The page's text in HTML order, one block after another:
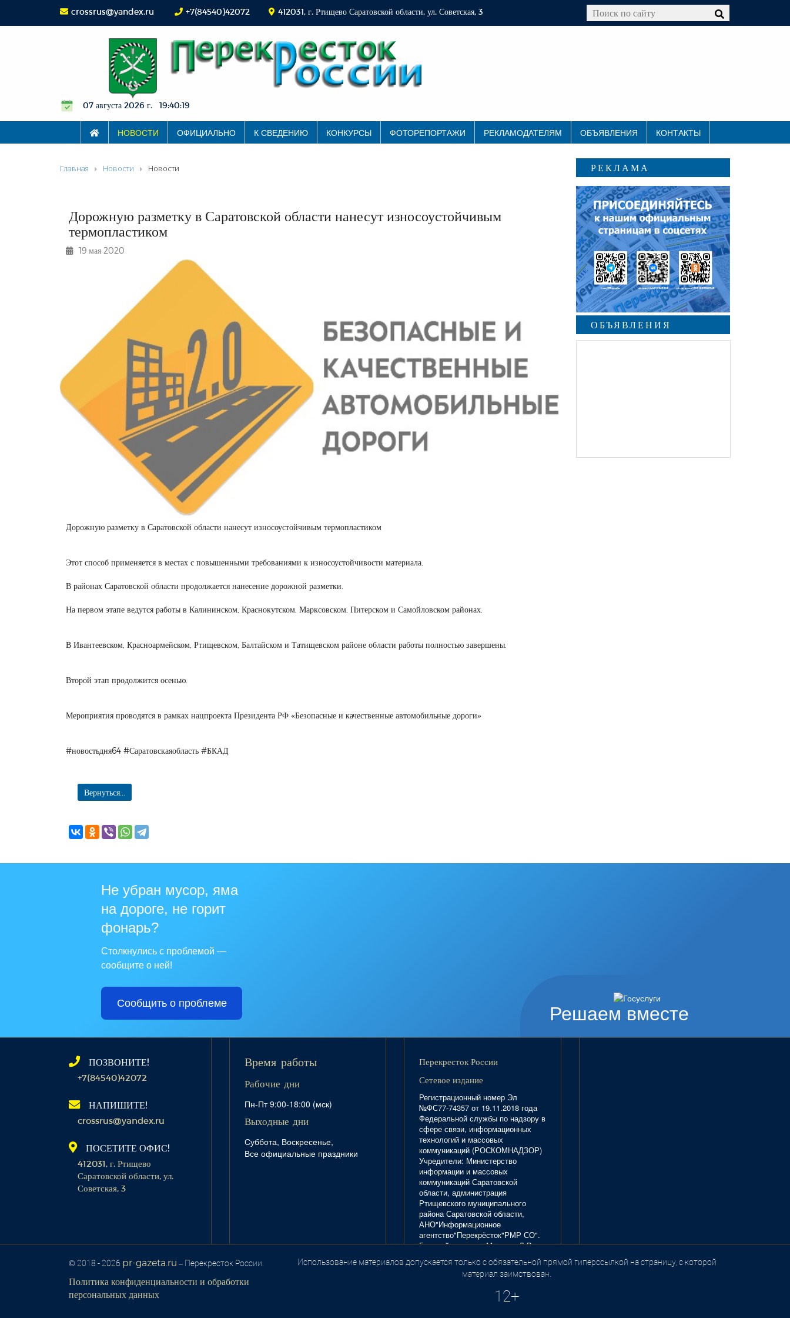
crossrus@yandex.ru +7(84540)42072 412031, г. Ртищево Саратовской области, ул. Советская, 3
07 августа 2026 г. 19:40:20
НОВОСТИ ОФИЦИАЛЬНО К СВЕДЕНИЮ КОНКУРСЫ ФОТОРЕПОРТАЖИ РЕКЛАМОДАТЕЛЯМ ОБЪЯВЛЕНИЯ КОНТАКТЫ
Главная Новости Новости
Дорожную разметку в Саратовской области нанесут износоустойчивым
термопластиком
19 мая 2020
Дорожную разметку в Саратовской области нанесут износоустойчивым термопластиком
Этот способ применяется в местах с повышенными требованиями к износоустойчивости материала.
В районах Саратовской области продолжается нанесение дорожной разметки.
На первом этапе ведутся работы в Калининском, Краснокутском, Марксовском, Питерском и Самойловском районах.
В Ивантеевском, Красноармейском, Ртищевском, Балтайском и Татищевском районе области работы полностью завершены.
Второй этап продолжится осенью.
Мероприятия проводятся в рамках нацпроекта Президента РФ «Безопасные и качественные автомобильные дороги»
#новостьдня64 #Саратовскаяобласть #БКАД
Вернуться...
РЕКЛАМА
ОБЪЯВЛЕНИЯ
Решаем вместе
Не убран мусор, яма
на дороге, не горит
фонарь?
Столкнулись с проблемой —
сообщите о ней!
Сообщить о проблеме
ПОЗВОНИТЕ!
+7(84540)42072
НАПИШИТЕ!
crossrus@yandex.ru
ПОСЕТИТЕ ОФИС!
412031, г. Ртищево
Саратовской области, ул.
Советская, 3
Время работы
Рабочие дни
Пн-Пт 9:00-18:00 (мск)
Выходные дни
Суббота, Воскресенье,
Все официальные праздники
Перекресток России
Сетевое издание
Регистрационный номер Эл
№ФС77-74357 от 19.11.2018 года
Федеральной службы по надзору в
сфере связи, информационных
технологий и массовых
коммуникаций (РОСКОМНАДЗОР)
Учредители: Министерство
информации и массовых
коммуникаций Саратовской
области, администрация
Ртищевского муниципального
района Саратовской области,
АНО"Информационное
агентство"Перекрёсток"РМР СО".
Главный редактор Маркова Л.В.
Тел. 8(84540)4-20-72; отдел
рекламы - 4-29-10.
© 2018 - 2026 pr-gazeta.ru – Перекресток России.
Политика конфиденциальности и обработки
персональных данных
Использование материалов допускается только с обязательной прямой гиперссылкой на страницу, с которой
материал заимствован.
12+